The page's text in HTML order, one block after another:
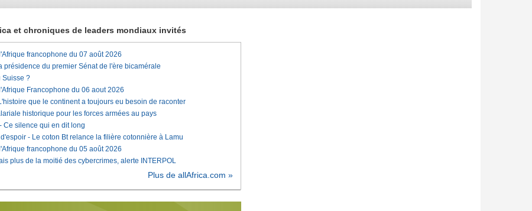
et chroniques de leaders mondiaux invités
francophone du 07 août 2026
présidence du premier Sénat de l'ère bicamérale
Suisse ?
Francophone du 06 aout 2026
que le continent a toujours eu besoin de raconter
historique pour les forces armées au pays
Ce silence qui en dit long
- Le coton Bt relance la filière cotonnière à Lamu
francophone du 05 août 2026
plus de la moitié des cybercrimes, alerte INTERPOL
Plus de allAfrica.com »